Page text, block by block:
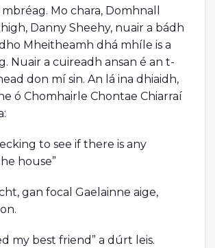
Mo chara, Domhnall
Danny Sheehy, nuair a bádh
Mheitheamh dhá mhíle is a
Nuair a cuireadh ansan é an t-
don mí sin. An lá ina dhiaidh,
ó Chomhairle Chontae Chiarraí
to see if there is any
house”
gan focal Gaelainne aige,
my best friend” a dúrt leis.